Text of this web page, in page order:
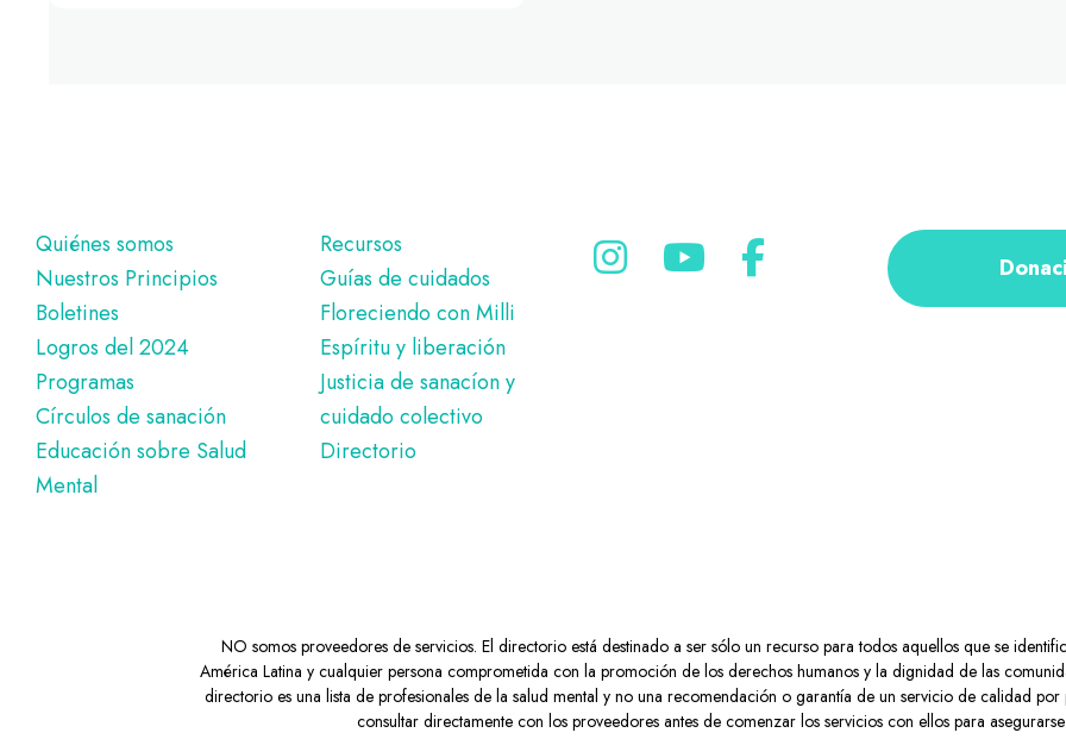
Pie
de
página
Quiénes somos
Nuestros Principios
Boletines
Logros del 2024
Programas
Círculos de sanación
Educación sobre Salud
Mental
Recursos
Guías de cuidados
Floreciendo con Milli
Espíritu y liberación
Justicia de sanacíon y
cuidado colectivo
Directorio
NO somos proveedores de servicios. El directorio está destinado a ser sólo un recurso para todos aquellos que se
América Latina y cualquier persona comprometida con la promoción de los derechos humanos y la dignidad de las
directorio es una lista de profesionales de la salud mental y no una recomendación o garantía de un servicio de calidad
consultar directamente con los proveedores antes de comenzar los servicios con ellos para